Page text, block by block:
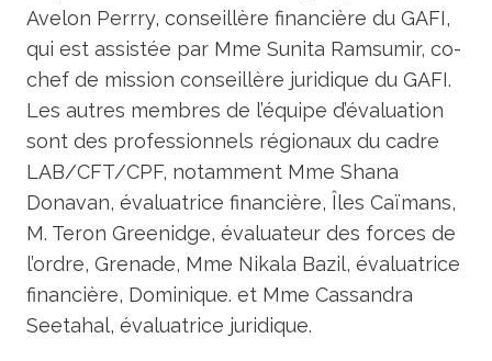
Avelon Perrry, conseillère financière du GAFI,
qui est assistée par Mme Sunita Ramsumir, co-
chef de mission conseillère juridique du GAFI.
Les autres membres de l’équipe d’évaluation
sont des professionnels régionaux du cadre
LAB/CFT/CPF, notamment Mme Shana
Donavan, évaluatrice financière, Îles Caïmans,
M. Teron Greenidge, évaluateur des forces de
l’ordre, Grenade, Mme Nikala Bazil, évaluatrice
financière, Dominique. et Mme Cassandra
Seetahal, évaluatrice juridique.